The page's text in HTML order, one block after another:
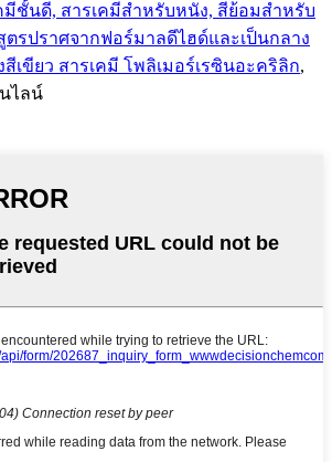
มีชั้นดี, สารเคมีสำหรับหนัง, สีย้อมสำหรับ
รปราศจากฟอร์มาลดีไฮด์และเป็นกลาง
เขียว สารเคมี โพลิเมอร์เรซินอะคริลิก,